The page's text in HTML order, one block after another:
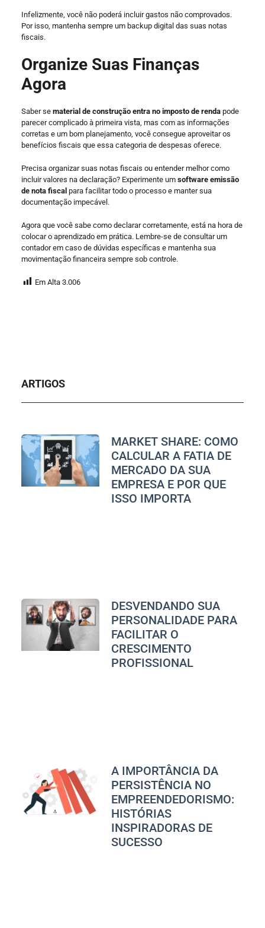
Infelizmente, você não poderá incluir gastos não comprovados.
Por isso, mantenha sempre um backup digital das suas notas
fiscais.
Organize Suas Finanças
Agora
Saber se material de construção entra no imposto de rendapode
parecer complicado à primeira vista, mas com as informações
corretas e um bom planejamento, você consegue aproveitar os
benefícios fiscais que essa categoria de despesas oferece.
Precisa organizar suas notas fiscais ou entender melhor como
incluir valores na declaração? Experimente um software emissão
de nota fiscalpara facilitar todo o processo e manter sua
documentação impecável.
Agora que você sabe como declarar corretamente, está na hora de
colocar o aprendizado em prática. Lembre-se de consultar um
contador em caso de dúvidas específicas e mantenha sua
movimentação financeira sempre sob controle.
Em Alta 3.006
ARTIGOS
MARKET SHARE: COMO
CALCULAR A FATIA DE
MERCADO DA SUA
EMPRESA E POR QUE
ISSO IMPORTA
DESVENDANDO SUA
PERSONALIDADE PARA
FACILITAR O
CRESCIMENTO
PROFISSIONAL
A IMPORTÂNCIA DA
PERSISTÊNCIA NO
EMPREENDEDORISMO:
HISTÓRIAS
INSPIRADORAS DE
SUCESSO